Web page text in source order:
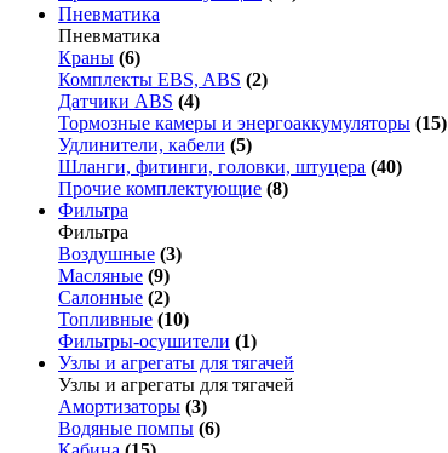
Пневматика
Пневматика
Краны (6)
Комплекты EBS, ABS (2)
Датчики ABS (4)
Тормозные камеры и энергоаккумуляторы (15)
Удлинители, кабели (5)
Шланги, фитинги, головки, штуцера (40)
Прочие комплектующие (8)
Фильтра
Фильтра
Воздушные (3)
Масляные (9)
Салонные (2)
Топливные (10)
Фильтры-осушители (1)
Узлы и агрегаты для тягачей
Узлы и агрегаты для тягачей
Амортизаторы (3)
Водяные помпы (6)